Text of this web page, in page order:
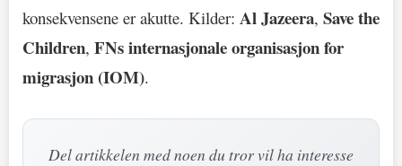
konsekvensene er akutte. Kilder: Al Jazeera, Save the
Children, FNs internasjonale organisasjon for
migrasjon (IOM).
Del artikkelen med noen du tror vil ha interesse